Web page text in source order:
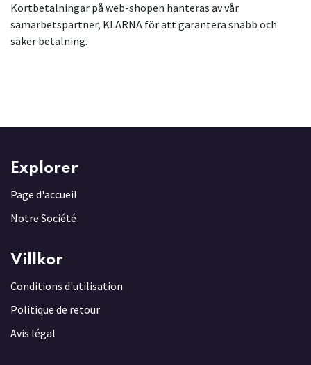
Kortbetalningar på web-shopen hanteras av vår
samarbetspartner, KLARNA för att garantera snabb och
säker betalning.
Explorer
Page d'accueil
Notre Société
Villkor
Conditions d'utilisation
Politique de retour
Avis légal